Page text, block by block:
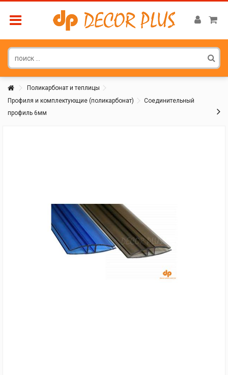
Поликарбонат и теплицы
Профиля и комплектующие (поликарбонат)
Соединительный
профиль 6мм